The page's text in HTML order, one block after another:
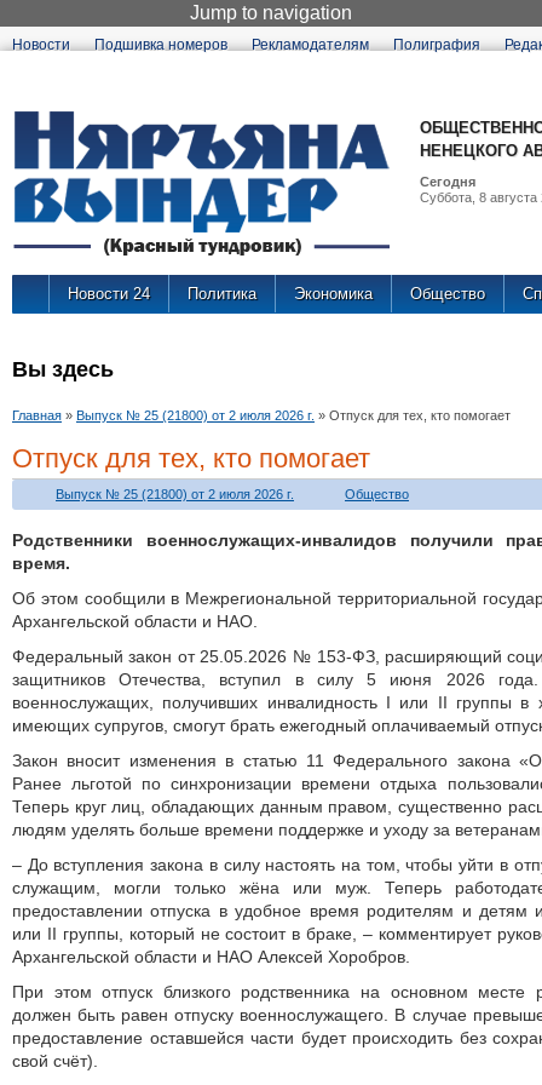
Jump to navigation
Новости Подшивка номеров Рекламодателям Полиграфия
НЕНЕЦКОГО
Сегодня
Суббота, 8 августа
Новости 24 Политика Экономика Общество
Вы здесь
Главная » Выпуск № 25 (21800) от 2 июля 2026 г. » Отпуск для тех, кто помогает
Отпуск для тех, кто помогает
Выпуск № 25 (21800) от 2 июля 2026 г. Общество
Родственники военнослужащих-инвалидов получили
время.
Об этом сообщили в Межрегиональной территориальной
Архангельской области и НАО.
Федеральный закон от 25.05.2026 № 153-ФЗ, расширяющий
защитников Отечества, вступил в силу 5 июня 2026
военнослужащих, получивших инвалидность I или II группы в
имеющих супругов, смогут брать ежегодный оплачиваемый
Закон вносит изменения в статью 11 Федерального закона
Ранее льготой по синхронизации времени отдыха
Теперь круг лиц, обладающих данным правом, существенно
людям уделять больше времени поддержке и уходу за
– До вступления закона в силу настоять на том, чтобы уйти в
служащим, могли только жёна или муж. Теперь
предоставлении отпуска в удобное время родителям и детям
или II группы, который не состоит в браке, – комментирует
Архангельской области и НАО Алексей Хоробров.
При этом отпуск близкого родственника на основном месте
должен быть равен отпуску военнослужащего. В случае
предоставление оставшейся части будет происходить без
свой счёт).